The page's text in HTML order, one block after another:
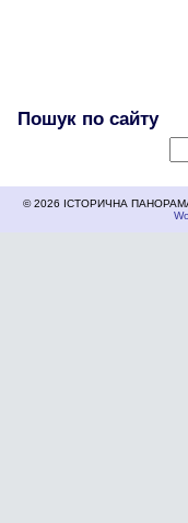
Пошук по сайту
© 2026 ІСТОРИЧНА